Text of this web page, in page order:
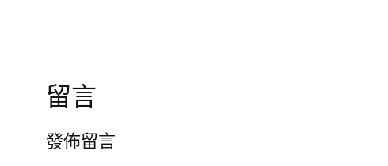
留言
發佈留言